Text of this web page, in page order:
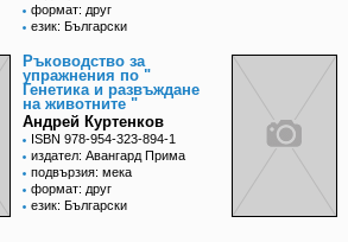
формат: друг
език: Български
Ръководство за
упражнения по "
Генетика и развъждане
на животните "
Андрей Куртенков
ISBN 978-954-323-894-1
издател: Авангард Прима
подвързия: мека
формат: друг
език: Български